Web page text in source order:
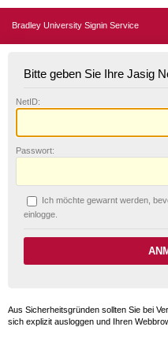
Bradley University Signin Service
Bitte geben Sie Ihre Jasig
NetID:
Passwort:
Ich möchte gewarnt werden,
einlogge.
Aus Sicherheitsgründen sollten Sie bei
sich explizit ausloggen und Ihren